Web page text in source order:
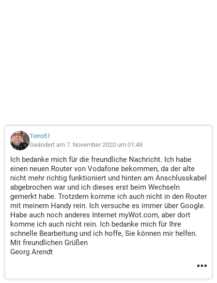
Torro51
Geändert am 7. November 2020 um 01:48
Ich bedanke mich für die freundliche Nachricht. Ich habe
einen neuen Router von Vodafone bekommen, da der alte
nicht mehr richtig funktioniert und hinten am Anschlusskabel
abgebrochen war und ich dieses erst beim Wechseln
gemerkt habe. Trotzdem komme ich auch nicht in den Router
mit meinem Handy rein. Ich versuche es immer über Google.
Habe auch noch anderes Internet myWot.com, aber dort
komme ich auch nicht rein. Ich bedanke mich für Ihre
schnelle Bearbeitung und ich hoffe, Sie können mir helfen.
Mit freundlichen Grüßen
Georg Arendt